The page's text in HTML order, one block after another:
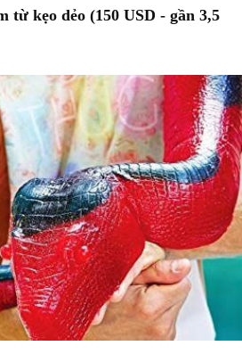
từ kẹo dẻo (150 USD - gần 3,5